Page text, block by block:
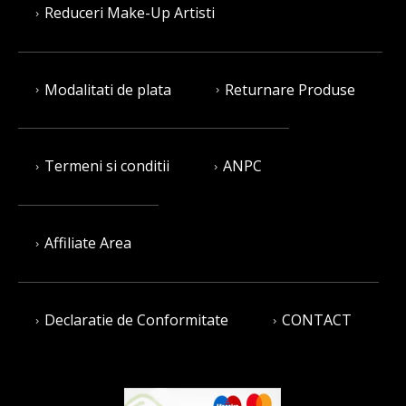
Reduceri Make-Up Artisti
Modalitati de plata Returnare Produse
Termeni si conditii ANPC
Affiliate Area
Declaratie de Conformitate CONTACT